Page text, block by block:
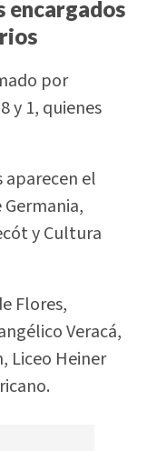
encargados
por
y 1, quienes
el
y Cultura
Flores,
Veracá,
Liceo Heiner